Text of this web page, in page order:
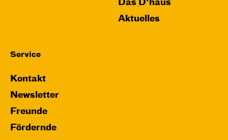
Das D’haus
Aktuelles
Service
Kontakt
Newsletter
Freunde
Fördernde